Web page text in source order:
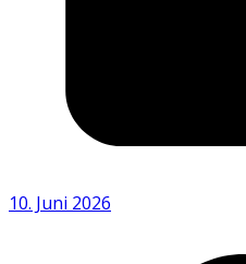
10. Juni 2026